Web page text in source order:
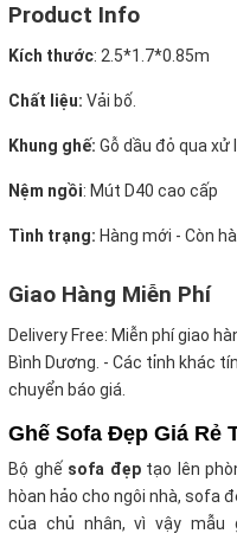
Product Info
Kích thước: 2.5*1.7*0.85m
Chất liệu: Vải bố.
Khung ghế: Gỗ dầu đỏ qua xử
Nệm ngồi: Mút D40 cao cấp
Tình trạng: Hàng mới - Còn
Giao Hàng Miễn Phí
Delivery Free: Miễn phí giao
Bình Dương. - Các tỉnh khác
chuyển báo giá.
Ghế Sofa Đẹp Giá Rẻ
Bộ ghế sofa đẹptạo lên
hòan hảo cho ngôi nhà, sofa
của chủ nhân, vì vậy mẫu